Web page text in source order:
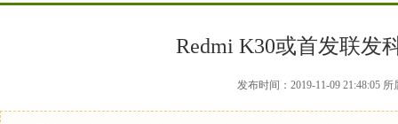
Redmi K30或首发联发
发布时间：2019-11-09 21:48:05